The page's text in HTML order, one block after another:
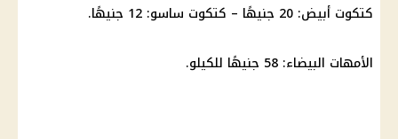
كتكوت أبيض: 20 جنيهًا – كتكوت ساسو: 12 جنيهًا.
الأمهات البيضاء: 58 جنيهًا للكيلو.